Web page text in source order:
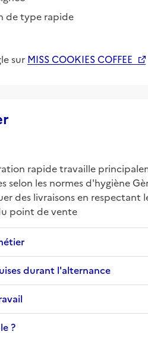
de type rapide
sur MISS COOKIES COFFEE
rapide travaille
selon les normes d'hygiène
des livraisons en respectant
point de vente
durant l'alternance
?